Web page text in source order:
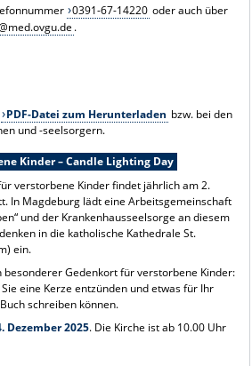
0391-67-14220 oder auch über
.
PDF-Datei zum Herunterladen bzw. bei den
und -seelsorgern.
Kinder – Candle Lighting Day
verstorbene Kinder findet jährlich am 2.
In Magdeburg lädt eine Arbeitsgemeinschaft
und der Krankenhausseelsorge an diesem
in die katholische Kathedrale St.
ein.
besonderer Gedenkort für verstorbene Kinder:
eine Kerze entzünden und etwas für Ihr
schreiben können.
Dezember 2025. Die Kirche ist ab 10.00 Uhr